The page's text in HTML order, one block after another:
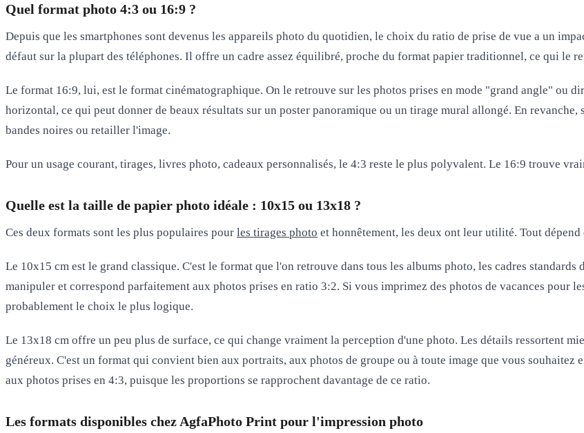
Quel format photo 4:3 ou 16:9 ?
Depuis que les smartphones sont devenus les appareils photo du quotidien, le choix du ratio de prise de vue a un
défaut sur la plupart des téléphones. Il offre un cadre assez équilibré, proche du format papier traditionnel, ce qui le
Le format 16:9, lui, est le format cinématographique. On le retrouve sur les photos prises en mode "grand angle" ou
horizontal, ce qui peut donner de beaux résultats sur un poster panoramique ou un tirage mural allongé. En revanche,
bandes noires ou retailler l'image.
Pour un usage courant, tirages, livres photo, cadeaux personnalisés, le 4:3 reste le plus polyvalent. Le 16:9 trouve
Quelle est la taille de papier photo idéale : 10x15 ou 13x18 ?
Ces deux formats sont les plus populaires pour les tirages photo et honnêtement, les deux ont leur utilité. Tout
Le 10x15 cm est le grand classique. C'est le format que l'on retrouve dans tous les albums photo, les cadres
manipuler et correspond parfaitement aux photos prises en ratio 3:2. Si vous imprimez des photos de vacances pour
probablement le choix le plus logique.
Le 13x18 cm offre un peu plus de surface, ce qui change vraiment la perception d'une photo. Les détails ressortent
généreux. C'est un format qui convient bien aux portraits, aux photos de groupe ou à toute image que vous souhaitez
aux photos prises en 4:3, puisque les proportions se rapprochent davantage de ce ratio.
Les formats disponibles chez AgfaPhoto Print pour l'impression photo